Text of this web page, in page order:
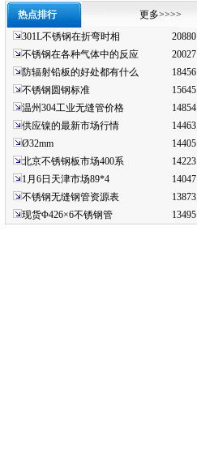
热点排行
更多>>>>
301L不锈钢在折弯时相
20880
不锈钢在各种气体中的反应
20027
防辐射铅板的好处都有什么
18456
不锈钢圆钢标准
15645
温州304工业无缝管价格
14854
供应镍的最新市场行情
14463
Ø32mm
14405
北京不锈钢板市场400系
14223
1月6日天津市场89*4
14047
不锈钢无缝钢管资源表
13873
现货Φ426×6不锈钢管
13495